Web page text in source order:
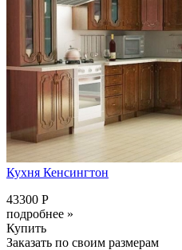
Кухня Кенсингтон
43300 Р
подробнее »
Купить
Заказать по своим размерам